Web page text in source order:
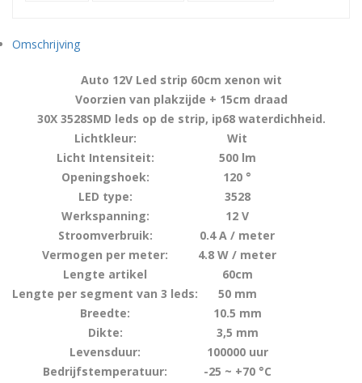
Omschrijving
Auto 12V Led strip 60cm xenon wit
Voorzien van plakzijde + 15cm draad
30X 3528SMD leds op de strip, ip68 waterdichheid.
Lichtkleur:
Wit
Licht Intensiteit:
500 lm
Openingshoek:
120 °
LED type:
3528
Werkspanning:
12 V
Stroomverbruik:
0.4 A / meter
Vermogen per meter:
4.8 W / meter
Lengte artikel
60cm
Lengte per segment van 3 leds:
50 mm
Breedte:
10.5 mm
Dikte:
3,5 mm
Levensduur:
100000 uur
Bedrijfstemperatuur:
-25 ~ +70 °C